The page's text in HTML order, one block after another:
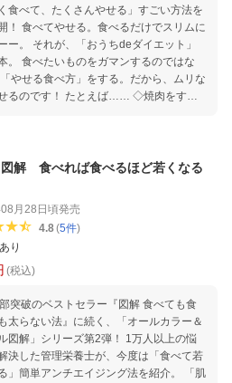
食べて、たくさんやせる」すごい方法を
だけでスリムに
ー。 それが、「おうちdeダイエット」
。 食べたいものをガマンするのではな
「やせる食べ方」をする。だから、ムリな
るのです！ たとえば…… ◇焼肉をするな
だくさん」 ◇家呑みのおつまみは、「ソ
ジ」より「厚揚げ」 などなど、自炊、宅
るコツ」満載の1冊です！
図解 食べれば食べるほど若くなる
月28日頃発売
4.8(5件)
り
(税込)
突破のベストセラー『図解 食べても食
太らない法』に続く、「オールカラー＆
解」シリーズ第2弾！ 1万人以上の悩
決した管理栄養士が、今度は「食べて若
」簡単アンチエイジング法を紹介。 「肌